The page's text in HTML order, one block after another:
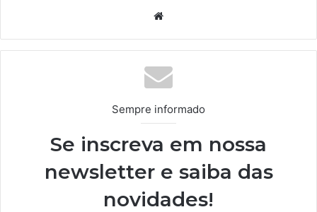
te
Sempre informado
Se inscreva em nossa
newsletter e saiba das
novidades!